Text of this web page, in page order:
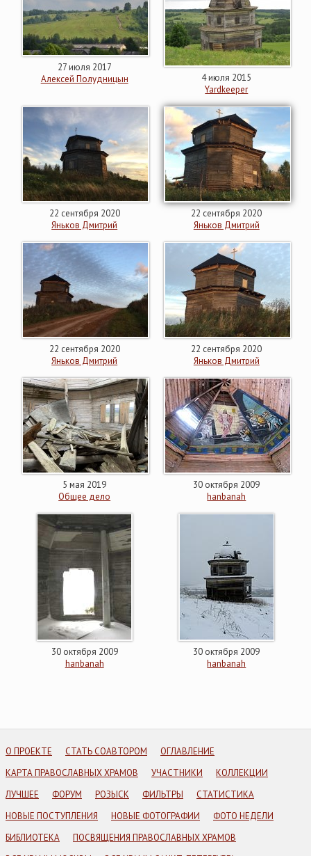
27 июля 2017
Алексей Полудницын
4 июля 2015
Yardkeeper
22 сентября 2020
Яньков Дмитрий
22 сентября 2020
Яньков Дмитрий
22 сентября 2020
Яньков Дмитрий
22 сентября 2020
Яньков Дмитрий
5 мая 2019
Общее дело
30 октября 2009
hanbanah
30 октября 2009
hanbanah
30 октября 2009
hanbanah
О ПРОЕКТЕ СТАТЬ СОАВТОРОМ
ОГЛАВЛЕНИЕ
КАРТА ПРАВОСЛАВНЫХ ХРАМОВ
УЧАСТНИКИ
КОЛЛЕКЦИИ
ЛУЧШЕЕ
ФОРУМ РОЗЫСК ФИЛЬТРЫ
СТАТИСТИКА
НОВЫЕ ПОСТУПЛЕНИЯ
НОВЫЕ ФОТОГРАФИИ
ФОТО НЕДЕЛИ
БИБЛИОТЕКА
ПОСВЯЩЕНИЯ ПРАВОСЛАВНЫХ ХРАМОВ